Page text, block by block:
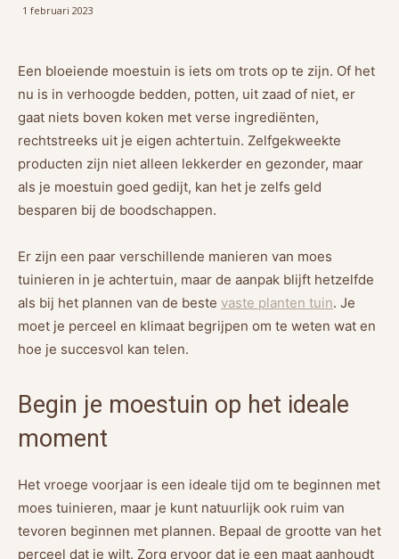
1 februari 2023
Een bloeiende moestuin is iets om trots op te zijn. Of het
nu is in verhoogde bedden, potten, uit zaad of niet, er
gaat niets boven koken met verse ingrediënten,
rechtstreeks uit je eigen achtertuin. Zelfgekweekte
producten zijn niet alleen lekkerder en gezonder, maar
als je moestuin goed gedijt, kan het je zelfs geld
besparen bij de boodschappen.
Er zijn een paar verschillende manieren van moes
tuinieren in je achtertuin, maar de aanpak blijft hetzelfde
als bij het plannen van de beste vaste planten tuin. Je
moet je perceel en klimaat begrijpen om te weten wat en
hoe je succesvol kan telen.
Begin je moestuin op het ideale
moment
Het vroege voorjaar is een ideale tijd om te beginnen met
moes tuinieren, maar je kunt natuurlijk ook ruim van
tevoren beginnen met plannen. Bepaal de grootte van het
perceel dat je wilt. Zorg ervoor dat je een maat aanhoudt